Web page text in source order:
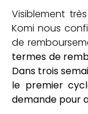
Visiblement
Komi nous
de
termes de
Dans trois
le premier
demande pour